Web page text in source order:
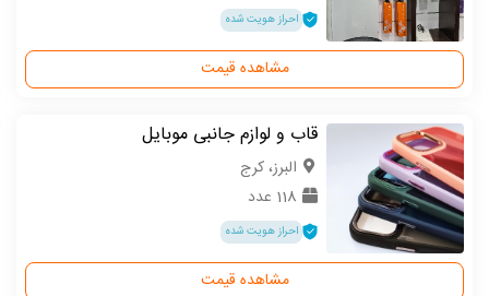
احراز هویت شده
مشاهده قیمت
قاب و لوازم جانبی موبایل
البرز، کرج
118 عدد
احراز هویت شده
مشاهده قیمت